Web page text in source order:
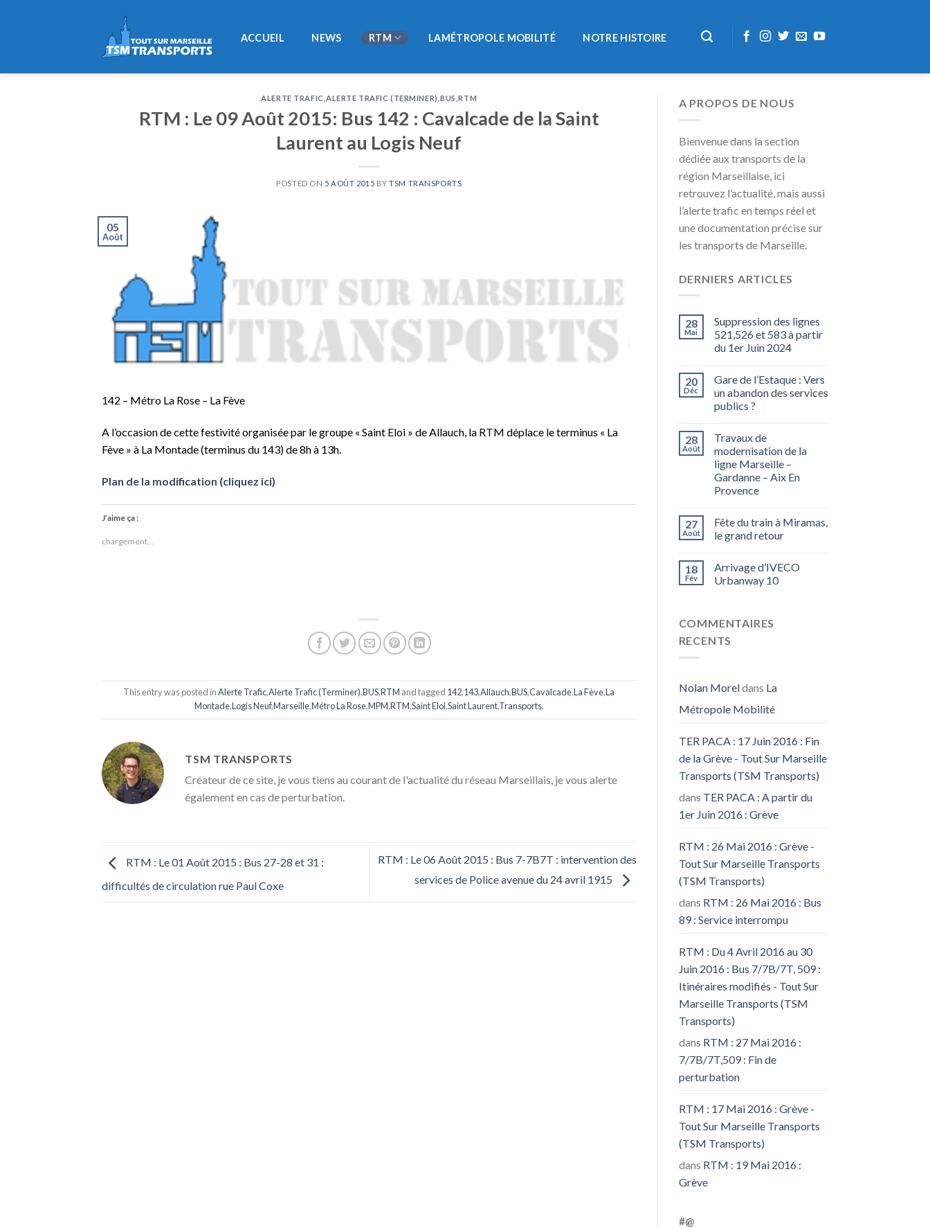
ACCUEIL NEWS RTM LAMÉTROPOLE MOBILITÉ NOTRE HISTOIRE
ALERTE TRAFIC ,ALERTE TRAFIC (TERMINER) ,BUS ,RTM
RTM : Le 09 Août 2015: Bus 142 : Cavalcade de la Saint
Laurent au Logis Neuf
POSTED ON 5 AOÛT 2015 BYTSM TRANSPORTS
05
Août
142 – Métro La Rose – La Fève
A l’occasion de cette festivité organisée par le groupe « Saint Eloi » de Allauch, la RTM déplace le terminus « La
Fève » à La Montade (terminus du 143) de 8h à 13h.
Plan de la modification (cliquez ici)
J’aime ça :
chargement…
This entry was posted inAlerte Trafic,Alerte Trafic (Terminer),BUS,RTM and tagged 142,143,Allauch,BUS,Cavalcade,La Fève,La
Montade,Logis Neuf,Marseille,Métro La Rose,MPM,RTM,Saint Eloi,Saint Laurent,Transports.
TSM TRANSPORTS
Créateur de ce site, je vous tiens au courant de l'actualité du réseau Marseillais, je vous alerte
également en cas de perturbation.
RTM : Le 01 Août 2015 : Bus 27-28 et 31 :
difficultés de circulation rue Paul Coxe
RTM : Le 06 Août 2015 : Bus 7-7B7T : intervention des
services de Police avenue du 24 avril 1915
A PROPOS DE NOUS
Bienvenue dans la section
dédiée aux transports de la
région Marseillaise, ici
retrouvez l’actualité, mais aussi
l’alerte trafic en temps réel et
une documentation précise sur
les transports de Marseille.
DERNIERS ARTICLES
28
Mai
Suppression des lignes
521,526 et 583 à partir
du 1er Juin 2024
20
Déc
Gare de l’Estaque : Vers
un abandon des services
publics ?
28
Août
Travaux de
modernisation de la
ligne Marseille –
Gardanne – Aix En
Provence
27
Août
Fête du train à Miramas,
le grand retour
18
Fév
Arrivage d’IVECO
Urbanway 10
COMMENTAIRES
RECENTS
Nolan Moreldans La
Métropole Mobilité
TER PACA : 17 Juin 2016 : Fin
de la Grève - Tout Sur Marseille
Transports (TSM Transports)
dans TER PACA : A partir du
1er Juin 2016 : Grève
RTM : 26 Mai 2016 : Grève -
Tout Sur Marseille Transports
(TSM Transports)
dans RTM : 26 Mai 2016 : Bus
89 : Service interrompu
RTM : Du 4 Avril 2016 au 30
Juin 2016 : Bus 7/7B/7T, 509 :
Itinéraires modifiés - Tout Sur
Marseille Transports (TSM
Transports)
dans RTM : 27 Mai 2016 :
7/7B/7T,509 : Fin de
perturbation
RTM : 17 Mai 2016 : Grève -
Tout Sur Marseille Transports
(TSM Transports)
dans RTM : 19 Mai 2016 :
Grève
#@